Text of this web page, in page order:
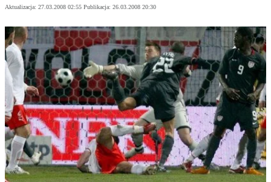
Aktualizacja: 27.03.2008 02:55 Publikacja: 26.03.2008 20:30